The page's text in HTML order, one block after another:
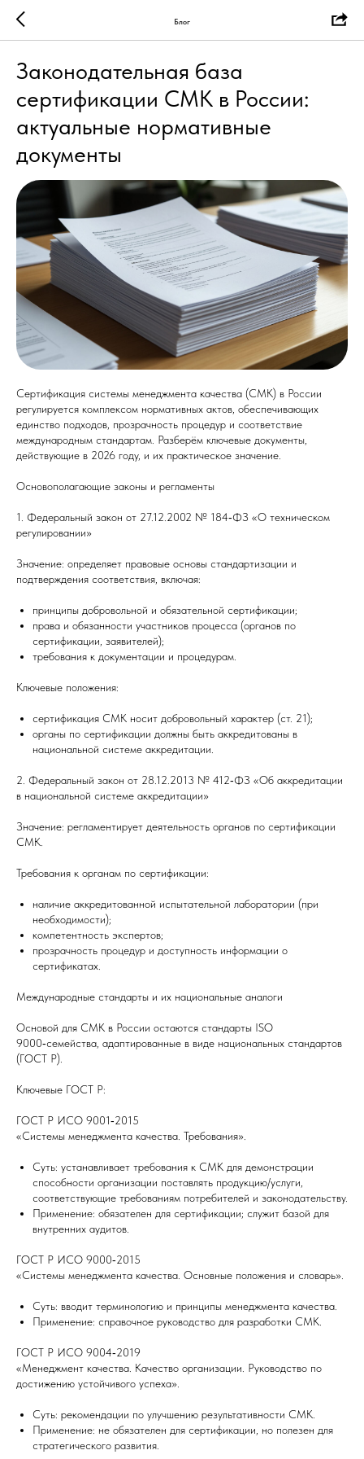
Блог
Законодательная база
сертификации СМК в России:
актуальные нормативные
документы
Сертификация системы менеджмента качества (СМК) в России
регулируется комплексом нормативных актов, обеспечивающих
единство подходов, прозрачность процедур и соответствие
международным стандартам. Разберём ключевые документы,
действующие в 2026 году, и их практическое значение.
Основополагающие законы и регламенты
1. Федеральный закон от 27.12.2002 № 184‑ФЗ «О техническом
регулировании»
Значение: определяет правовые основы стандартизации и
подтверждения соответствия, включая:
принципы добровольной и обязательной сертификации;
права и обязанности участников процесса (органов по
сертификации, заявителей);
требования к документации и процедурам.
Ключевые положения:
сертификация СМК носит добровольный характер (ст. 21);
органы по сертификации должны быть аккредитованы в
национальной системе аккредитации.
2. Федеральный закон от 28.12.2013 № 412‑ФЗ «Об аккредитации
в национальной системе аккредитации»
Значение: регламентирует деятельность органов по сертификации
СМК.
Требования к органам по сертификации:
наличие аккредитованной испытательной лаборатории (при
необходимости);
компетентность экспертов;
прозрачность процедур и доступность информации о
сертификатах.
Международные стандарты и их национальные аналоги
Основой для СМК в России остаются стандарты ISO
9000‑семейства, адаптированные в виде национальных стандартов
(ГОСТ Р).
Ключевые ГОСТ Р:
ГОСТ Р ИСО 9001‑2015
«Системы менеджмента качества. Требования».
Суть: устанавливает требования к СМК для демонстрации
способности организации поставлять продукцию/услуги,
соответствующие требованиям потребителей и законодательству.
Применение: обязателен для сертификации; служит базой для
внутренних аудитов.
ГОСТ Р ИСО 9000‑2015
«Системы менеджмента качества. Основные положения и словарь».
Суть: вводит терминологию и принципы менеджмента качества.
Применение: справочное руководство для разработки СМК.
ГОСТ Р ИСО 9004‑2019
«Менеджмент качества. Качество организации. Руководство по
достижению устойчивого успеха».
Суть: рекомендации по улучшению результативности СМК.
Применение: не обязателен для сертификации, но полезен для
стратегического развития.